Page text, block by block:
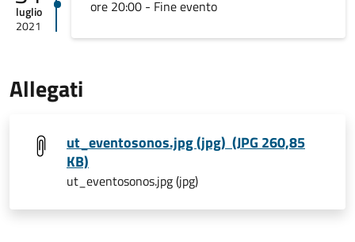
luglio
2021
ore 20:00 - Fine evento
Allegati
ut_eventosonos.jpg (jpg) (JPG 260,85
KB)
ut_eventosonos.jpg (jpg)